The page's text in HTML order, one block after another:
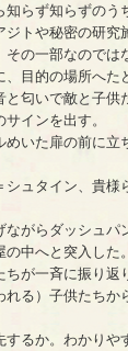
らず知らずのう
トや秘密の研究
の一部なのでは
目的の場所へた
匂いで敵と子供
インを出す。
いた扉の前に立
シュタイン、貴
がらダッシュパ
中へと突入した。
が一斉に振り返
れる）子供たちか
するか。わかりや